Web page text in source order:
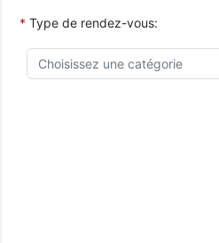
* Type de rendez-vous: